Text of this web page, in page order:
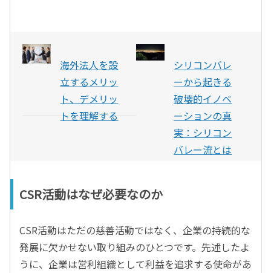
海外法人を設
立するメリッ
ト、デメリッ
トを理解する
シリコンバレ
ーから起きる
破壊的イノベ
ーションの真
実：シリコン
バレー流とは
CSR活動はなぜ必要なのか
CSR活動はただの慈善活動ではなく、企業の持続的な
発展に欠かせない取り組みのひとつです。先述したよ
うに、企業は営利組織として利益を追求する使命があ